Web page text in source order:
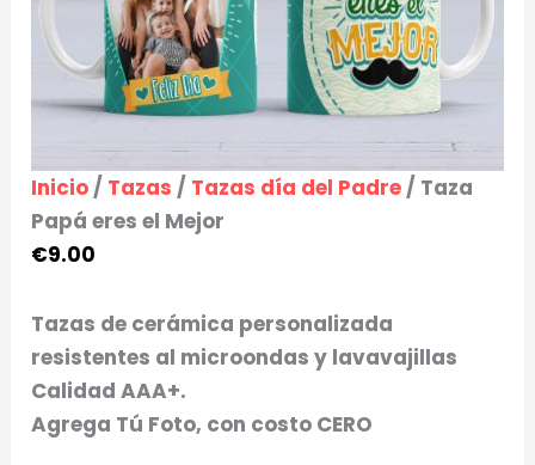
Inicio/ Tazas / Tazas día del Padre/ Taza
Papá eres el Mejor
€9.00
Tazas de cerámica personalizada
resistentes al microondas y lavavajillas
Calidad AAA+.
Agrega Tú Foto, con costo CERO